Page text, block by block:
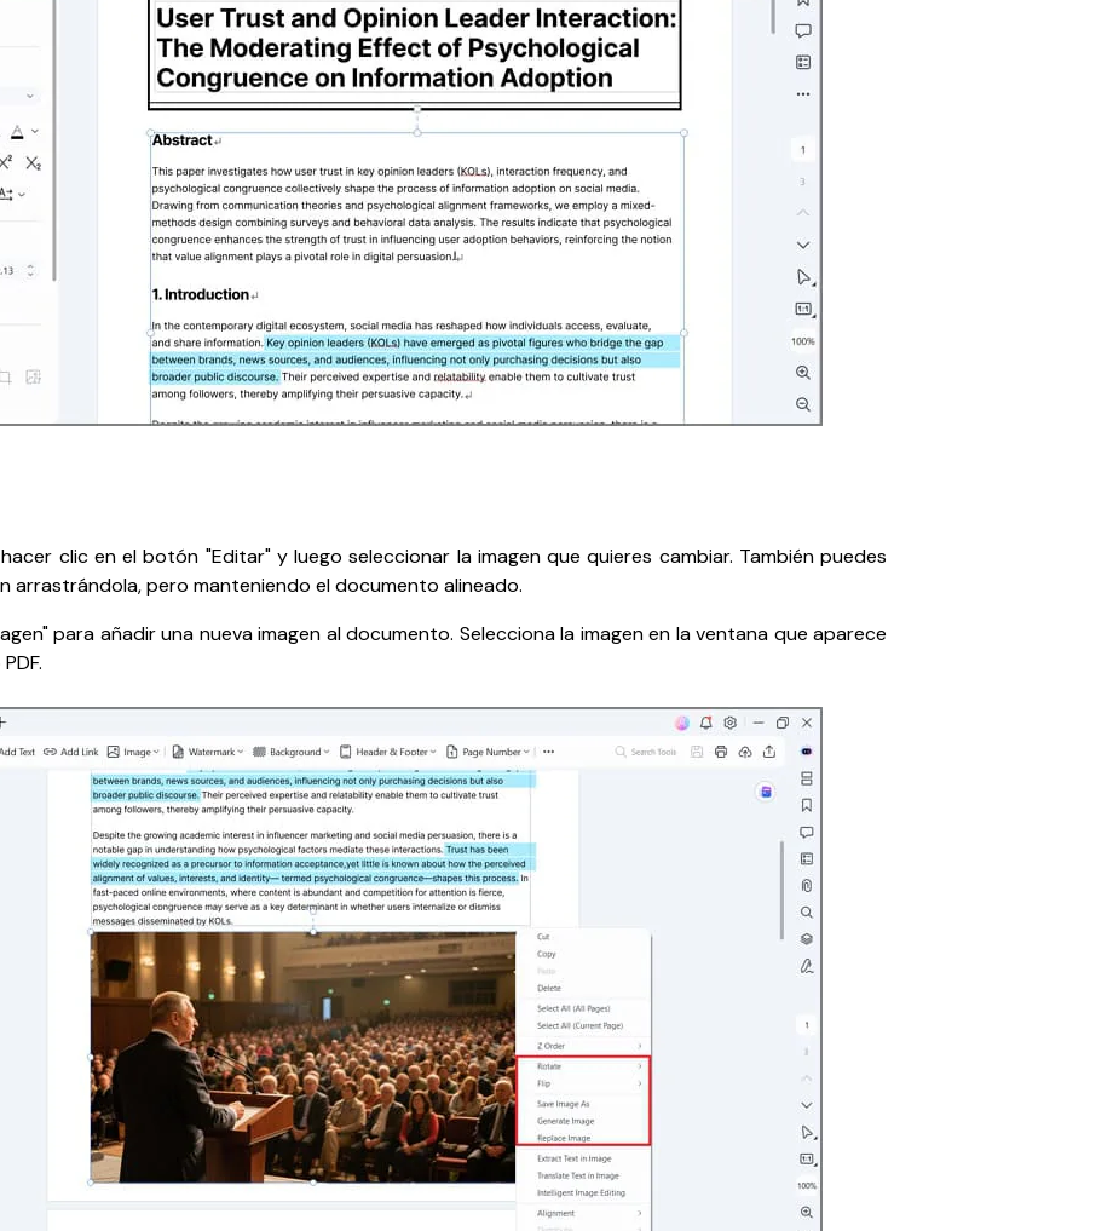
clic en el botón "Editar" y luego seleccionar la imagen que quieres cambiar. También puedes
arrastrándola, pero manteniendo el documento alineado.
para añadir una nueva imagen al documento. Selecciona la imagen en la ventana que aparece